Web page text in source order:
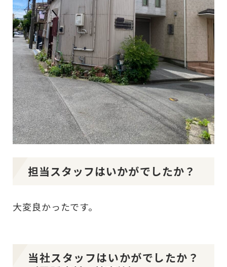
担当スタッフはいかがでしたか？
大変良かったです。
当社スタッフはいかがでしたか？